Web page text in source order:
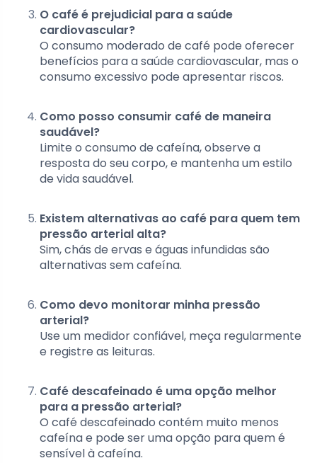
O café é prejudicial para a saúde
cardiovascular?
O consumo moderado de café pode oferecer
benefícios para a saúde cardiovascular, mas o
consumo excessivo pode apresentar riscos.
Como posso consumir café de maneira
saudável?
Limite o consumo de cafeína, observe a
resposta do seu corpo, e mantenha um estilo
de vida saudável.
Existem alternativas ao café para quem tem
pressão arterial alta?
Sim, chás de ervas e águas infundidas são
alternativas sem cafeína.
Como devo monitorar minha pressão
arterial?
Use um medidor confiável, meça regularmente
e registre as leituras.
Café descafeinado é uma opção melhor
para a pressão arterial?
O café descafeinado contém muito menos
cafeína e pode ser uma opção para quem é
sensível à cafeína.